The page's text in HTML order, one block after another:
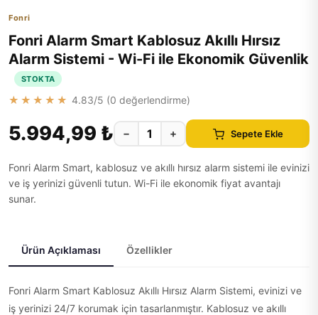
Fonri
Fonri Alarm Smart Kablosuz Akıllı Hırsız
Alarm Sistemi - Wi-Fi ile Ekonomik Güvenlik
STOKTA
★★★★★ 4.83/5 (0 değerlendirme)
5.994,99 ₺ − + Sepete Ekle
Fonri Alarm Smart, kablosuz ve akıllı hırsız alarm sistemi ile evinizi
ve iş yerinizi güvenli tutun. Wi-Fi ile ekonomik fiyat avantajı
sunar.
Ürün Açıklaması Özellikler
Fonri Alarm Smart Kablosuz Akıllı Hırsız Alarm Sistemi, evinizi ve
iş yerinizi 24/7 korumak için tasarlanmıştır. Kablosuz ve akıllı